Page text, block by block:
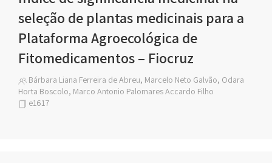
seleção de plantas medicinais para a
Plataforma Agroecológica de
Fitomedicamentos – Fiocruz
Bárbara Liana Ferreira de Abreu, Marcelo Neto Galvão, Odara
Horta Boscolo, Marco Antonio Palomares Accardo Filho
e1617